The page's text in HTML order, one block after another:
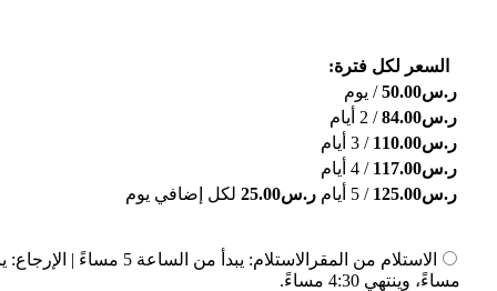
السعر لكل فترة:
ر.س50.00/ يوم
ر.س84.00/ 2 أيام
ر.س110.00 / 3 أيام
ر.س117.00 / 4 أيام
ر.س125.00 / 5 أيام ر.س25.00 لكل إضافي يوم
الاستلام من المقر
مساءً، وينتهي 4:30 مساءً.